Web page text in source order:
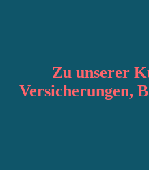
Zu unserer
Versicherungen,